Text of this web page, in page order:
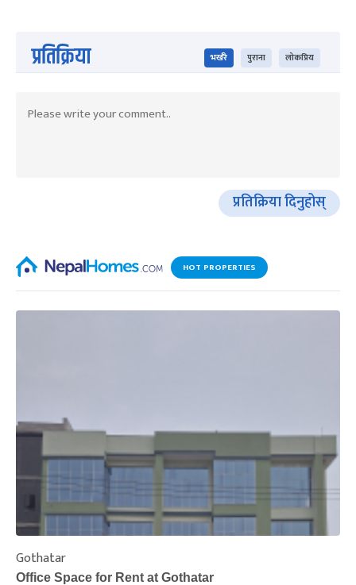
प्रतिक्रिया भर्खरै पुराना लोकप्रिय
प्रतिक्रिया दिनुहोस्
HOT PROPERTIES
Gothatar
Office Space for Rent at Gothatar